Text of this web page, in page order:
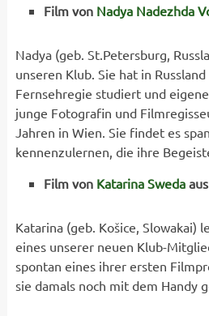
Film von Nadya Nadezhda
Nadya (geb. St.Petersburg,
unseren Klub. Sie hat in
Fernsehregie studiert und
junge Fotografin und
Jahren in Wien. Sie findet es
kennenzulernen, die ihre
Film von Katarina Sweda
Katarina (geb. Košice, Slowakai)
eines unserer neuen Klub-
spontan eines ihrer ersten
sie damals noch mit dem Handy